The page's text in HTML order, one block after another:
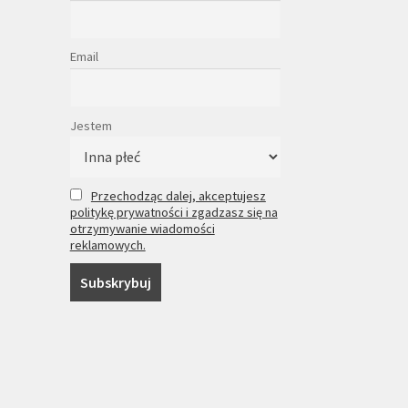
Email
Jestem
Przechodząc dalej, akceptujesz
politykę prywatności i zgadzasz się na
otrzymywanie wiadomości
reklamowych.